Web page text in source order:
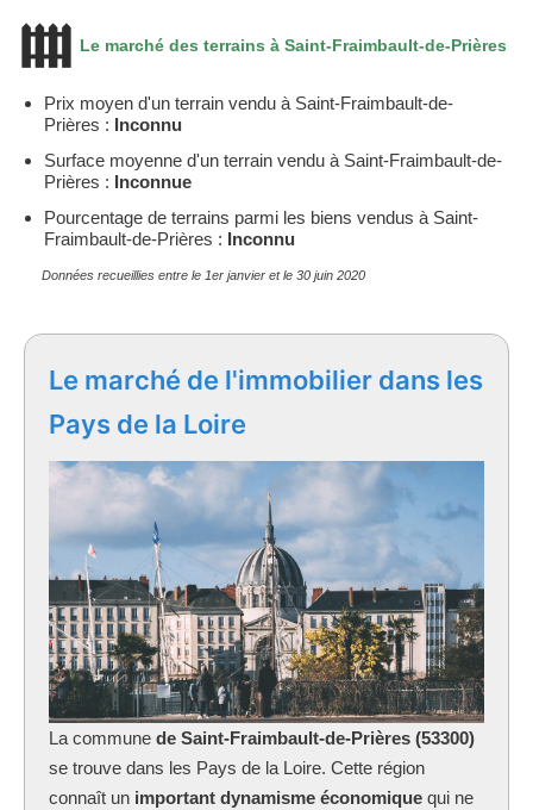
Le marché des terrains à Saint-Fraimbault-de-Prières
Prix moyen d'un terrain vendu à Saint-Fraimbault-de-
Prières : Inconnu
Surface moyenne d'un terrain vendu à Saint-Fraimbault-de-
Prières : Inconnue
Pourcentage de terrains parmi les biens vendus à Saint-
Fraimbault-de-Prières : Inconnu
Données recueillies entre le 1er janvier et le 30 juin 2020
Le marché de l'immobilier dans les
Pays de la Loire
La commune de Saint-Fraimbault-de-Prières (53300)
se trouve dans les Pays de la Loire. Cette région
connaît un important dynamisme économique qui ne